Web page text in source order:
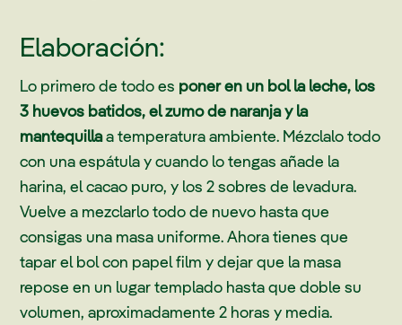
Elaboración:
Lo primero de todo es poner en un bol la leche, los
3 huevos batidos, el zumo de naranja y la
mantequillaa temperatura ambiente. Mézclalo todo
con una espátula y cuando lo tengas añade la
harina, el cacao puro, y los 2 sobres de levadura.
Vuelve a mezclarlo todo de nuevo hasta que
consigas una masa uniforme. Ahora tienes que
tapar el bol con papel film y dejar que la masa
repose en un lugar templado hasta que doble su
volumen, aproximadamente 2 horas y media.